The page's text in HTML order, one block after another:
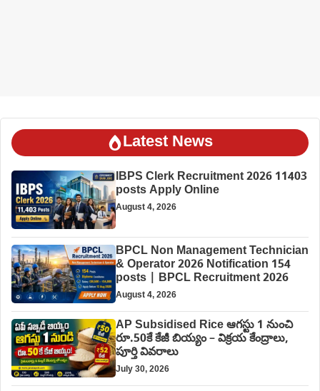
Latest News
IBPS Clerk Recruitment 2026 11403
posts Apply Online
August 4, 2026
BPCL Non Management Technician
& Operator 2026 Notification 154
posts | BPCL Recruitment 2026
August 4, 2026
AP Subsidised Rice ఆగస్టు 1 నుంచి
రూ.50కే కేజీ బియ్యం – విక్రయ కేంద్రాలు,
పూర్తి వివరాలు
July 30, 2026